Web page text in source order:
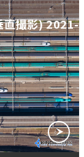
直撮影) 2021-